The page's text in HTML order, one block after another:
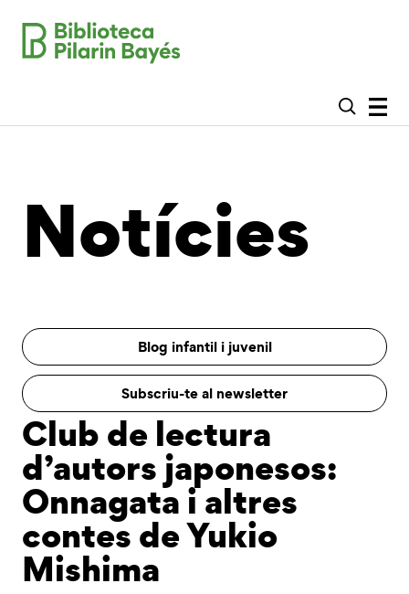
Notícies
Blog infantil i juvenil
Subscriu-te al newsletter
Club de lectura
d’autors japonesos:
Onnagata i altres
contes de Yukio
Mishima